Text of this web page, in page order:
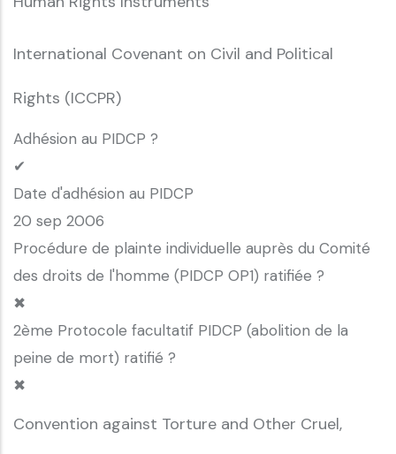
International Covenant on Civil and Political
Rights (ICCPR)
Adhésion au PIDCP ?
✔
Date d'adhésion au PIDCP
20 sep 2006
Procédure de plainte individuelle auprès du Comité
des droits de l'homme (PIDCP OP1) ratifiée ?
✖
2ème Protocole facultatif PIDCP (abolition de la
peine de mort) ratifié ?
✖
Convention against Torture and Other Cruel,